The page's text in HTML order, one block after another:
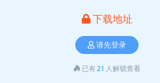
下载地址
请先登录
已有21 人解锁查看